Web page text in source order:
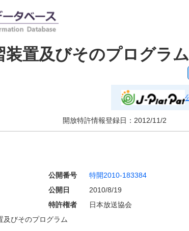
装置及びそのプログラム
開放特許情報登録日： 2012/11/2
公開番号 特開2010-183384
公開日
2010/8/19
特許権者 日本放送協会
及びそのプログラム